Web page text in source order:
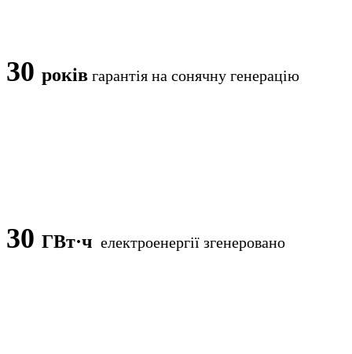
30 років гарантія на сонячну генерацію
30 ГВт·ч електроенергії згенеровано